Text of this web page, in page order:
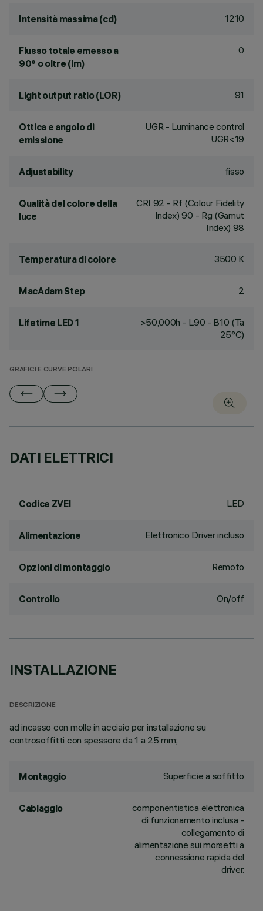
Intensità massima (cd) 1210
Flusso totale emesso a
90° o oltre (lm)
0
Light output ratio (LOR) 91
Ottica e angolo di
emissione
UGR - Luminance control
UGR<19
Adjustability fisso
Qualità del colore della
luce
CRI 92 - Rf (Colour Fidelity
Index) 90 - Rg (Gamut
Index) 98
Temperatura di colore 3500 K
MacAdam Step 2
Lifetime LED 1
>50,000h - L90 - B10 (Ta
25°C)
GRAFICI E CURVE POLARI
DATI ELETTRICI
Codice ZVEI LED
Alimentazione Elettronico Driver incluso
Opzioni di montaggio Remoto
Controllo On/off
INSTALLAZIONE
DESCRIZIONE
ad incasso con molle in acciaio per installazione su
controsoffitti con spessore da 1 a 25 mm;
Montaggio Superficie a soffitto
Cablaggio
componentistica elettronica
di funzionamento inclusa -
collegamento di
alimentazione sui morsetti a
connessione rapida del
driver.